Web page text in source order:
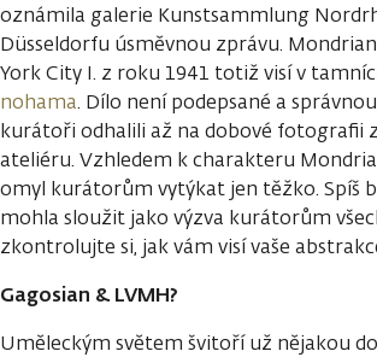
oznámila galerie Kunstsammlung
Düsseldorfu úsměvnou zprávu.
York City I. z roku 1941 totiž visí v
nohama. Dílo není podepsané a
kurátoři odhalili až na dobové fotografii
ateliéru. Vzhledem k charakteru
omyl kurátorům vytýkat jen těžko. Spíš
mohla sloužit jako výzva kurátorům
zkontrolujte si, jak vám visí vaše
Gagosian & LVMH?
Uměleckým světem švitoří už nějakou